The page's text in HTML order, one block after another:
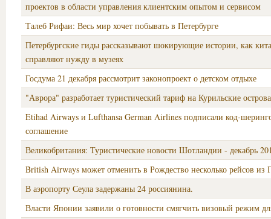
проектов в области управления клиентским опытом и сервисом
Талеб Рифаи: Весь мир хочет побывать в Петербурге
Петербургские гиды рассказывают шокирующие истории, как
справляют нужду в музеях
Госдума 21 декабря рассмотрит законопроект о детском отдыхе
"Аврора" разработает туристический тариф на Курильские острова
Etihad Airways и Lufthansa German Airlines подписали код-
соглашение
Великобритания: Туристические новости Шотландии - декабрь
British Airways может отменить в Рождество несколько рейсов из
В аэропорту Сеула задержаны 24 россиянина.
Власти Японии заявили о готовности смягчить визовый режим